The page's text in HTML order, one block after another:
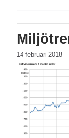
14 februari 2018